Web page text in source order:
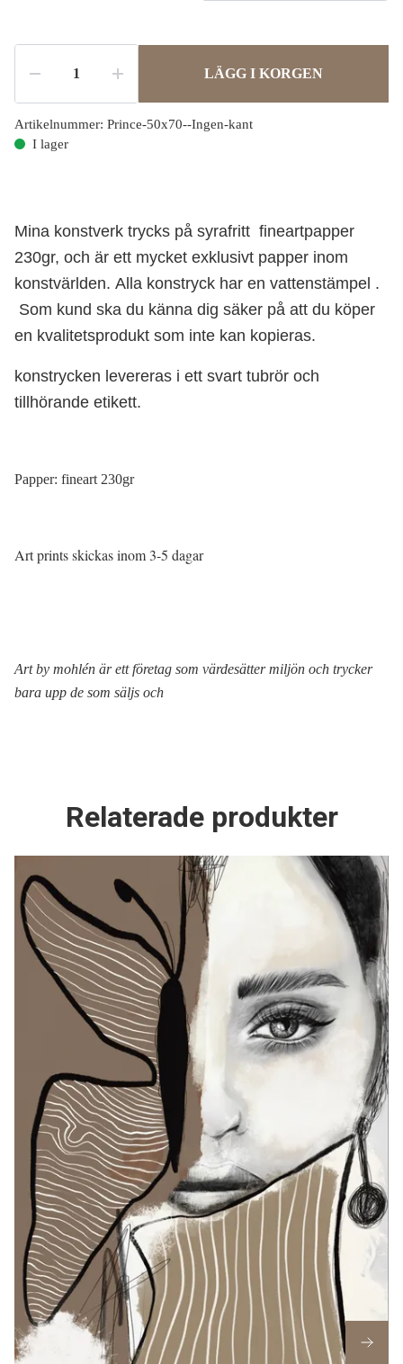
LÄGG I KORGEN
Artikelnummer: Prince-50x70--Ingen-kant
I lager
Mina konstverk trycks på syrafritt fineartpapper
230gr, och är ett mycket exklusivt papper inom
konstvärlden. Alla konstryck har en vattenstämpel .
Som kund ska du känna dig säker på att du köper
en kvalitetsprodukt som inte kan kopieras.
konstrycken levereras i ett svart tubrör och
tillhörande etikett.
Papper: fineart 230gr
Art prints skickas inom 3-5 dagar
Art by mohlén är ett företag som värdesätter miljön och trycker
bara upp de som säljs och
Relaterade produkter